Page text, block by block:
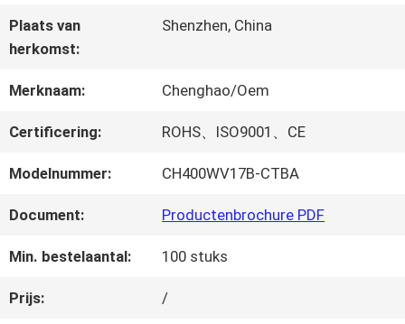
OVER
ONS
FABRIEKSTOCHT
NEEM
CONTACT
Plaats van
herkomst:
Shenzhen, China
Merknaam: Chenghao/Oem
Certificering: ROHS、ISO9001、CE
Modelnummer: CH400WV17B-CTBA
Document: Productenbrochure PDF
Min. bestelaantal: 100 stuks
Prijs: /